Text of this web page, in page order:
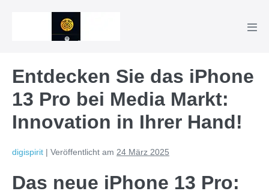
Entdecken Sie das iPhone
13 Pro bei Media Markt:
Innovation in Ihrer Hand!
digispirit | Veröffentlicht am 24 März 2025
Das neue iPhone 13 Pro: